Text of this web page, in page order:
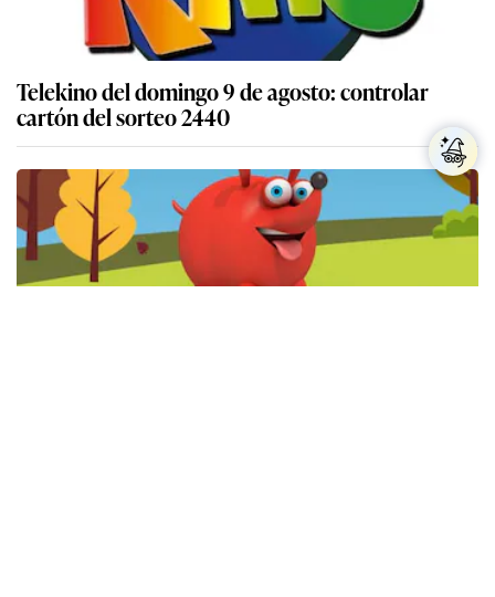
Telekino del domingo 9 de agosto: controlar
cartón del sorteo 2440